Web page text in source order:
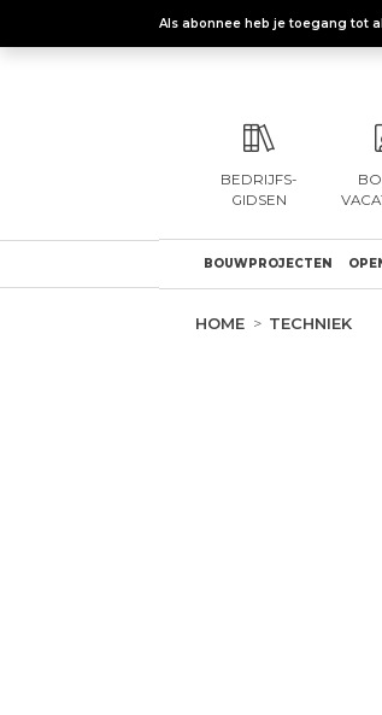
Als abonnee heb je toegang tot
BEDRIJFS-
GIDSEN
BOUWPROJECTEN
HOME TECHNIEK